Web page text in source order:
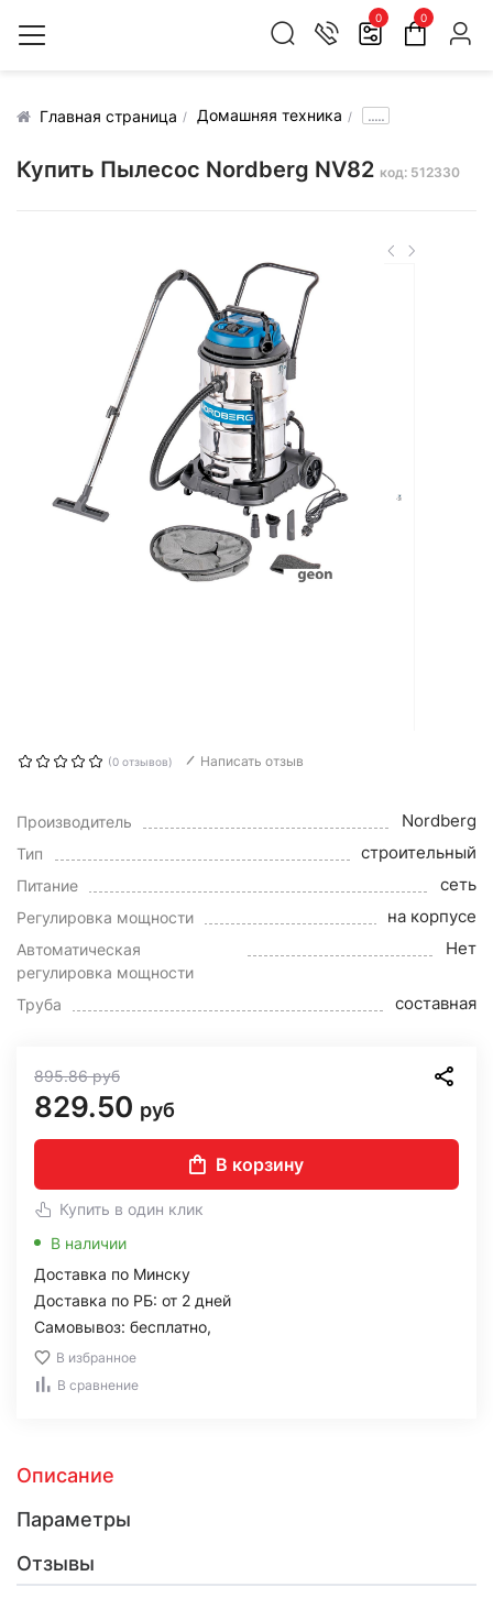
0 0
Главная страница Домашняя техника .....
Купить Пылесос Nordberg NV82 код: 512330
(0 отзывов) Написать отзыв
Производитель Nordberg
Тип строительный
Питание сеть
Регулировка мощности на корпусе
Автоматическая
регулировка мощности
Нет
Труба составная
895.86руб
829.50 руб
В корзину
Купить в один клик
В наличии
Доставка по Минску
Доставка по РБ: от 2 дней
Самовывоз: бесплатно,
В избранное
В сравнение
Описание
Параметры
Отзывы